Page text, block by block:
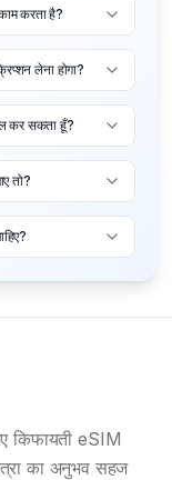
करता है?
लेना होगा?
कर सकता हूँ?
तो?
किफायती eSIM
का अनुभव सहज